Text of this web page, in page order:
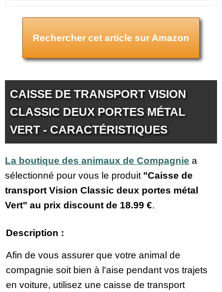
Rechercher cet article sur Amazon
CAISSE DE TRANSPORT VISION
CLASSIC DEUX PORTES MÉTAL
VERT - CARACTÉRISTIQUES
La boutique des animaux de Compagnie a
sélectionné pour vous le produit "Caisse de
transport Vision Classic deux portes métal
Vert" au prix discount de 18.99 €.
Description :
Afin de vous assurer que votre animal de
compagnie soit bien à l'aise pendant vos trajets
en voiture, utilisez une caisse de transport